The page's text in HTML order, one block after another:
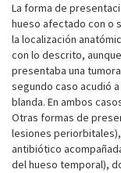
La forma de
hueso afectado con o
la localización
con lo descrito,
presentaba una
segundo caso acudió
blanda. En ambos
Otras formas de
lesiones
antibiótico
del hueso temporal),